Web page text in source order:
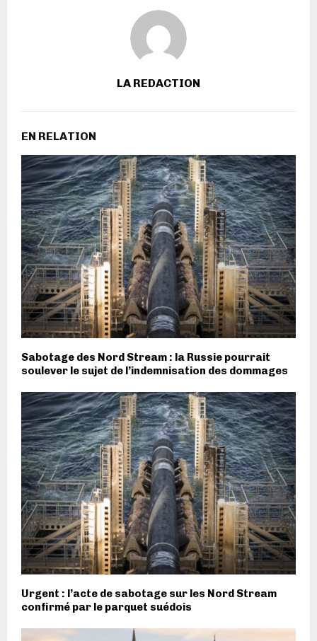
LA REDACTION
EN RELATION
Sabotage des Nord Stream : la Russie pourrait
soulever le sujet de l’indemnisation des dommages
Urgent : l’acte de sabotage sur les Nord Stream
confirmé par le parquet suédois